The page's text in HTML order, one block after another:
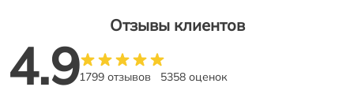
Отзывы клиентов
4.91799 отзывов 5358 оценок